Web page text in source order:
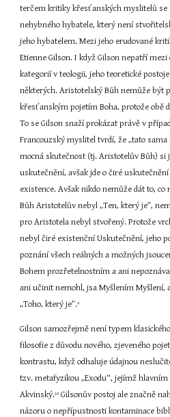
terčem kritiky křesťanských myslitelů se
nehybného hybatele, který není
jeho hybatelem. Mezi jeho erudované
Etienne Gilson. I když Gilson nepatří
kategorií v teologii, jeho teoretické
některých. Aristotelský Bůh nemůže být
křesťanským pojetím Boha, protože obě
To se Gilson snaží prokázat právě v
Francouzský myslitel tvrdí, že „tato
mocná skutečnost (tj. Aristotelův Bůh)
uskutečnění, avšak jde o čiré
existence. Avšak nikdo nemůže dát to,
Bůh Aristotelův nebyl „Ten, který je”,
pro Aristotela nebyl stvořený. Protože
nebyl čiré existenční Uskutečnění, jeho
poznání všech reálných a možných
Bohem prozřetelnostním a ani
ani učinit nemohl, jsa Myšlením Myšlení,
„Toho, který je”.9
Gilson samozřejmě není typem
filosofie z důvodu nového, zjeveného
kontrastu, když odhaluje údajnou
tzv. metafyzikou „Exodu“, jejímž
Akvinský.10 Gilsonův postoj ale značně
názoru o nepřípustnosti kontaminace